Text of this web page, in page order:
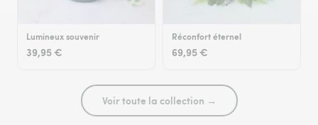
Lumineux souvenir
39,95 €
Réconfort éternel
69,95 €
Voir toute la collection →